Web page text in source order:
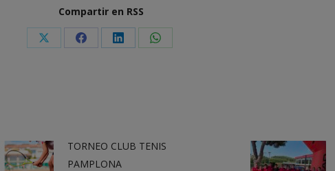
Compartir en RSS
Share Share Share Share
TORNEO CLUB TENIS
PAMPLONA